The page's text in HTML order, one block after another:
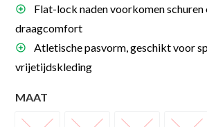
Flat-lock naden voorkomen schuren
draagcomfort
Atletische pasvorm, geschikt voor
vrijetijdskleding
MAAT